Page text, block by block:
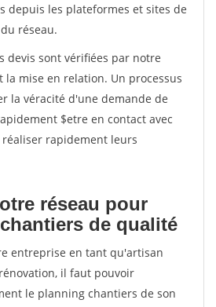
depuis les plateformes et sites de
réseau.
devis sont vérifiées par notre
la mise en relation. Un processus
la véracité d'une demande de
$etre en contact avec
rapidement leurs
réseau pour
de qualité
entreprise en tant qu'artisan
il faut pouvoir
le planning chantiers de son